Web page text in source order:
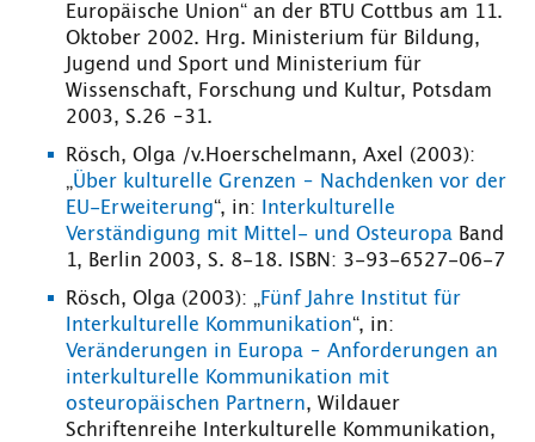
Europäische Union“ an der BTU Cottbus am 11.
Oktober 2002. Hrg. Ministerium für Bildung,
Jugend und Sport und Ministerium für
Wissenschaft, Forschung und Kultur, Potsdam
2003, S.26 –31.
Rösch, Olga /v.Hoerschelmann, Axel (2003):
„Über kulturelle Grenzen – Nachdenken vor der
EU-Erweiterung“, in:
Interkulturelle
Verständigung mit Mittel- und Osteuropa Band
1, Berlin 2003, S. 8-18. ISBN: 3-93-6527-06-7
Rösch, Olga (2003): „Fünf Jahre Institut für
Interkulturelle Kommunikation“, in:
Veränderungen in Europa – Anforderungen an
interkulturelle Kommunikation mit
osteuropäischen Partnern, Wildauer
Schriftenreihe Interkulturelle Kommunikation,